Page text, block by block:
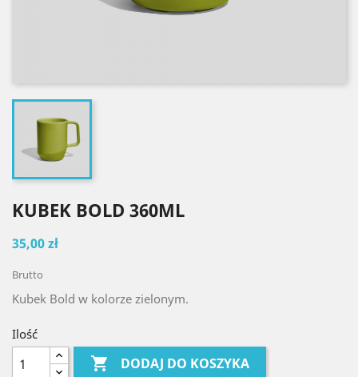
KUBEK BOLD 360ML
35,00 zł
Brutto
Kubek Bold w kolorze zielonym.
Ilość
 DODAJ DO KOSZYKA